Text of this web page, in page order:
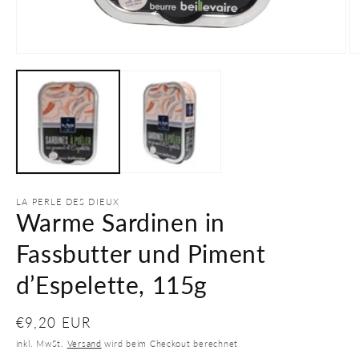
1
Modal
LA PERLE DES DIEUX
Warme Sardinen in
Fassbutter und Piment
d’Espelette, 115g
Normaler
Preis
€9,20 EUR
inkl. MwSt. Versand wird beim Checkout berechnet